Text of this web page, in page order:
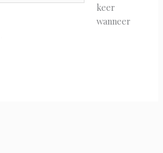
keer
wanneer